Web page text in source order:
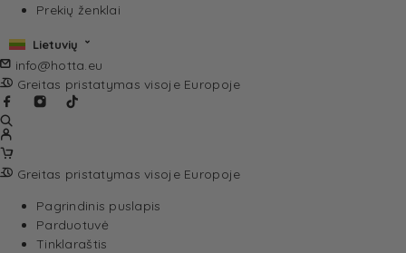
Prekių ženklai
Lietuvių
info@hotta.eu
Greitas pristatymas visoje Europoje
Greitas pristatymas visoje Europoje
Pagrindinis puslapis
Parduotuvė
Tinklaraštis